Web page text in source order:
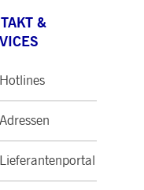
&
Hotlines
Adressen
Lieferantenportal